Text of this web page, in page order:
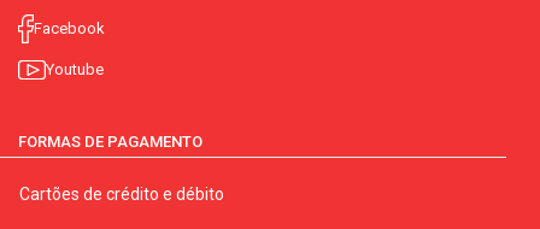
Facebook
Youtube
FORMAS DE PAGAMENTO
Cartões de crédito e débito